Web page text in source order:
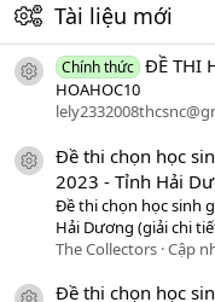
Tài liệu mới
icon tài liệu
Chính thức ĐỀ THI
HOAHOC10
icon tài liệu
Đề thi chọn học
2023 - Tỉnh Hải
Đề thi chọn học sinh
Hải Dương (giải chi
The Collectors Cập
Đề thi chọn học